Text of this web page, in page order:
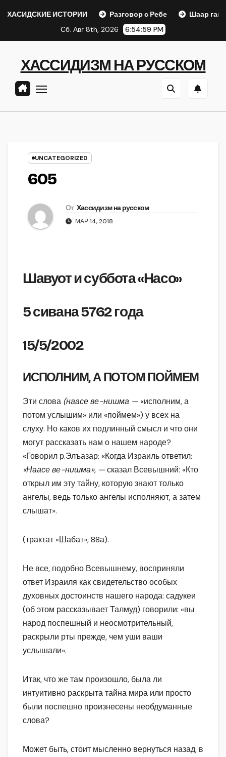
ИСТОРИИ Разговор с Ребе
Шаар гайихуд гл. 1
Сб. Авг 8th, 2026
6:55:00 PM
ХАССИДИЗМ НА РУССКОМ
UNCATEGORIZED
605
От Хассидизм на русском
МАР 14, 2018
Шавуот и суббота «Насо»
5 сивана 5762 года
15/5/2002
ИСПОЛНИМ, А ПОТОМ ПОЙМЕМ
Эти слова (наасе ве-нишма —«исполним, а
потом услышим» или «поймем») у всех на
слуху. Но каков их подлинный смысл и что они
могут рассказать нам о нашем народе?
«Говорил р.Элъазар: «Когда Израиль ответил:
«Наасе ве-нишма», —сказал Всевышний: «Кто
открыл им эту тайну, которую знают только
ангелы, ведь только ангелы исполняют, а затем
слышат».
(трактат «Шабат», 88а).
Не все, подобно Всевышнему, восприняли
ответ Израиля как свидетельство особых
духовных достоинств нашего народа: садукеи
(об этом рассказывает Талмуд) говорили: «вы
народ поспешный и неосмотрительный,
раскрыли рты прежде, чем уши ваши
услышали».
Итак, что же там произошло, была ли
интуитивно раскрыта тайна мира или просто
были поспешно произнесены необдуманные
слова?
Может быть, стоит мысленно вернуться назад, в